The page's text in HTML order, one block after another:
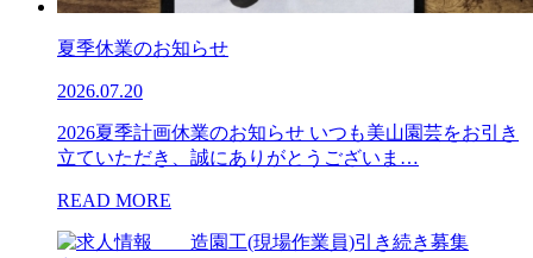
夏季休業のお知らせ
2026.07.20
2026夏季計画休業のお知らせ いつも美山園芸をお引き
立ていただき、誠にありがとうございま…
READ MORE